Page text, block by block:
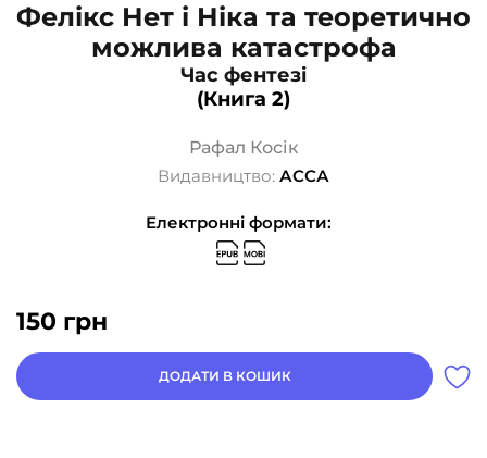
Фелікс Нет і Ніка та теоретично
можлива катастрофа
Час фентезі
(Книга 2)
Рафал Косік
Видавництво: АССА
Електронні формати:
150 грн
ДОДАТИ В КОШИК